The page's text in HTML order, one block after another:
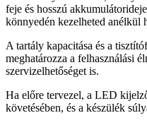
feje és hosszú
könnyedén kezelheted anélkül
A tartály kapacitása és a
meghatározza a felhasználási
szervizelhetőséget is.
Ha előre tervezel, a LED
követésében, és a készülék